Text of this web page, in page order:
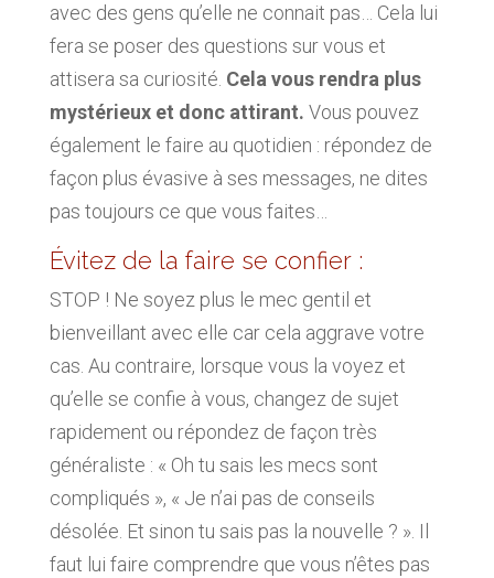
avec des gens qu’elle ne connait pas… Cela lui
fera se poser des questions sur vous et
attisera sa curiosité. Cela vous rendra plus
mystérieux et donc attirant. Vous pouvez
également le faire au quotidien : répondez de
façon plus évasive à ses messages, ne dites
pas toujours ce que vous faites…
Évitez de la faire se confier :
STOP ! Ne soyez plus le mec gentil et
bienveillant avec elle car cela aggrave votre
cas. Au contraire, lorsque vous la voyez et
qu’elle se confie à vous, changez de sujet
rapidement ou répondez de façon très
généraliste : « Oh tu sais les mecs sont
compliqués », « Je n’ai pas de conseils
désolée. Et sinon tu sais pas la nouvelle ? ». Il
faut lui faire comprendre que vous n’êtes pas